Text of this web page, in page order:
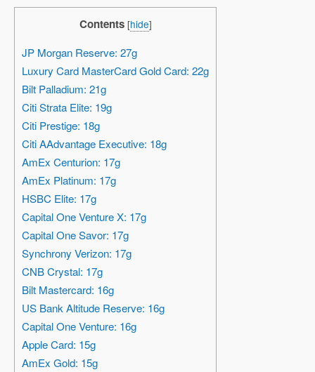
Contents [hide]
JP Morgan Reserve: 27g
Luxury Card MasterCard Gold Card: 22g
Bilt Palladium: 21g
Citi Strata Elite: 19g
Citi Prestige: 18g
Citi AAdvantage Executive: 18g
AmEx Centurion: 17g
AmEx Platinum: 17g
HSBC Elite: 17g
Capital One Venture X: 17g
Capital One Savor: 17g
Synchrony Verizon: 17g
CNB Crystal: 17g
Bilt Mastercard: 16g
US Bank Altitude Reserve: 16g
Capital One Venture: 16g
Apple Card: 15g
AmEx Gold: 15g